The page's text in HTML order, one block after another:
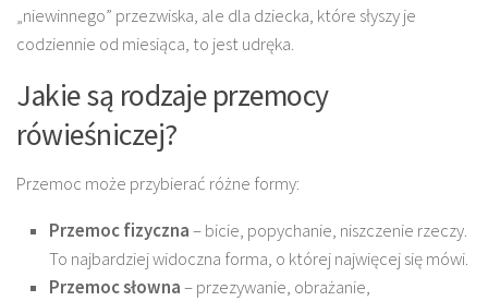
„niewinnego” przezwiska, ale dla dziecka, które słyszy je
codziennie od miesiąca, to jest udręka.
Jakie są rodzaje przemocy
rówieśniczej?
Przemoc może przybierać różne formy:
Przemoc fizyczna– bicie, popychanie, niszczenie rzeczy.
To najbardziej widoczna forma, o której najwięcej się mówi.
Przemoc słowna– przezywanie, obrażanie,